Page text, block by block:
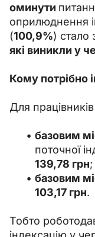
оминути
оприлюднення
(100,9%) стало
які виникли у
Кому потрібно
Для працівників
базовим
поточної
139,78 грн;
базовим
103,17 грн.
Тобто